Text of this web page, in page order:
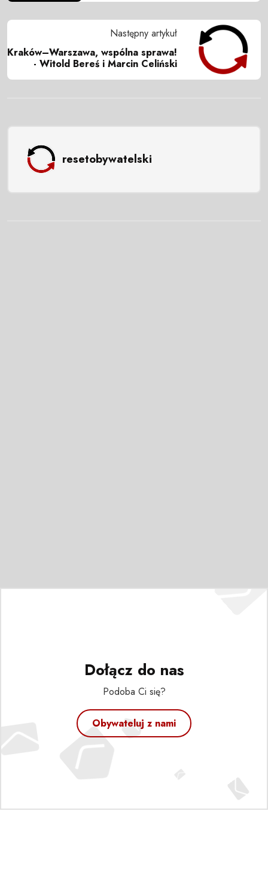
Następny artykuł
Kraków–Warszawa, wspólna sprawa!
- Witold Bereś i Marcin Celiński
resetobywatelski
Dołącz do nas
Podoba Ci się?
Obywateluj z nami